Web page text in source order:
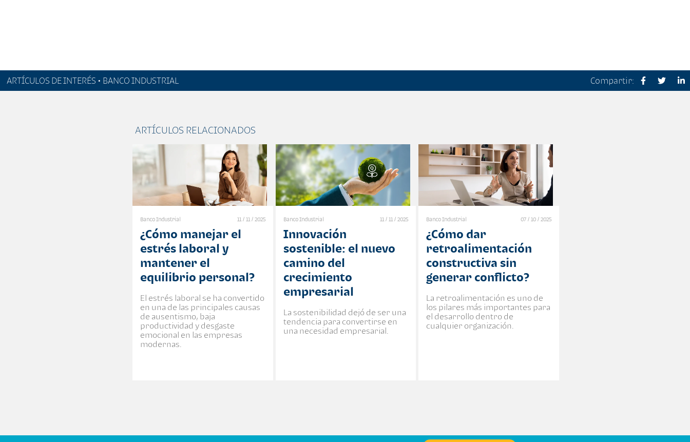
ARTÍCULOS DE INTERÉS • BANCO INDUSTRIAL Compartir:
ARTÍCULOS RELACIONADOS
Banco Industrial 11 / 11 / 2025
¿Cómo manejar el
estrés laboral y
mantener el
equilibrio personal?
El estrés laboral se ha convertido
en una de las principales causas
de ausentismo, baja
productividad y desgaste
emocional en las empresas
modernas.
Banco Industrial 11 / 11 / 2025
Innovación
sostenible: el nuevo
camino del
crecimiento
empresarial
La sostenibilidad dejó de ser una
tendencia para convertirse en
una necesidad empresarial.
Banco Industrial 07 / 10 / 2025
¿Cómo dar
retroalimentación
constructiva sin
generar conflicto?
La retroalimentación es uno de
los pilares más importantes para
el desarrollo dentro de
cualquier organización.